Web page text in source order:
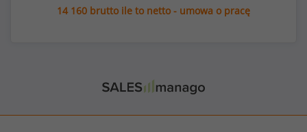
14 160 brutto ile to netto - umowa o pracę